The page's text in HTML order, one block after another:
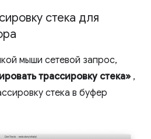
стека для
мыши сетевой запрос,
трассировку стека» ,
стека в буфер